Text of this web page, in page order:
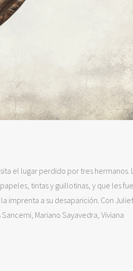
el lugar perdido por tres hermanos.
tintas y guillotinas, y que les fue
imprenta a su desaparición. Con
Mariano Sayavedra, Viviana